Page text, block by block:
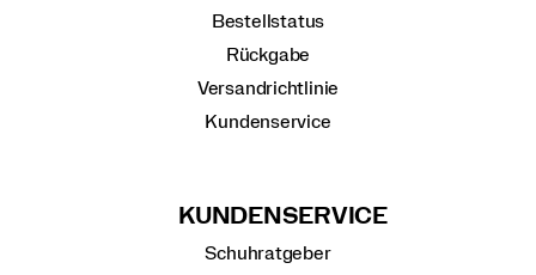
Bestellstatus
Rückgabe
Versandrichtlinie
Kundenservice
KUNDENSERVICE
Schuhratgeber